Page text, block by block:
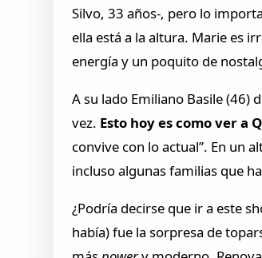
Silvo, 33 años-, pero lo
ella está a la altura. Marie es
energía y un poquito de
A su lado Emiliano Basile (46)
vez. Esto hoy es como ver a
convive con lo actual”. En un
incluso algunas familias que
¿Podría decirse que ir a este
había) fue la sorpresa de